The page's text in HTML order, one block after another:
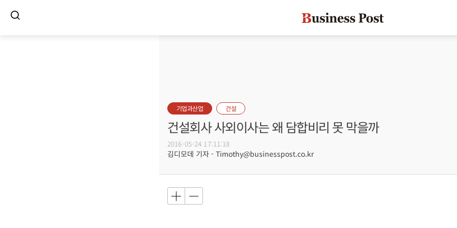
기업과산업 건설
건설회사 사외이사는 왜 담합비리 못 막을까
2016-05-24 17:11:18
김디모데 기자 - Timothy@businesspost.co.kr